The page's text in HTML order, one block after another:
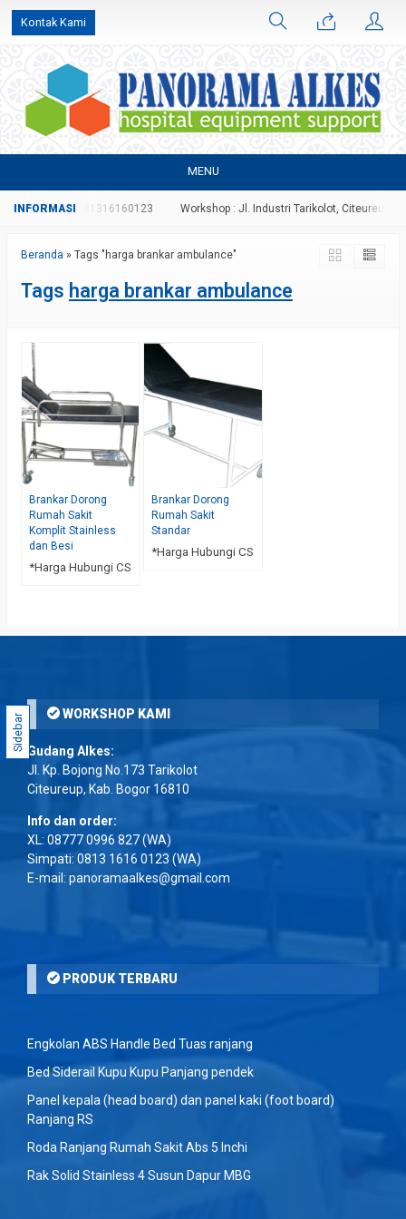
Kontak Kami
MENU
atau 081316160123 Workshop : Jl. Industri Tarikolot, Citeureup,
Beranda » Tags "harga brankar ambulance"
Tags harga brankar ambulance
Brankar Dorong
Rumah Sakit
Komplit Stainless
dan Besi
*Harga Hubungi CS
Brankar Dorong
Rumah Sakit
Standar
*Harga Hubungi CS
Sidebar WORKSHOP KAMI
Gudang Alkes:
Jl. Kp. Bojong No.173 Tarikolot
Citeureup, Kab. Bogor 16810
Info dan order:
XL: 08777 0996 827(WA)
Simpati: 0813 1616 0123 (WA)
E-mail: panoramaalkes@gmail.com
PRODUK TERBARU
Engkolan ABS Handle Bed Tuas ranjang
Bed Siderail Kupu Kupu Panjang pendek
Panel kepala (head board) dan panel kaki (foot board)
Ranjang RS
Roda Ranjang Rumah Sakit Abs 5 Inchi
Rak Solid Stainless 4 Susun Dapur MBG